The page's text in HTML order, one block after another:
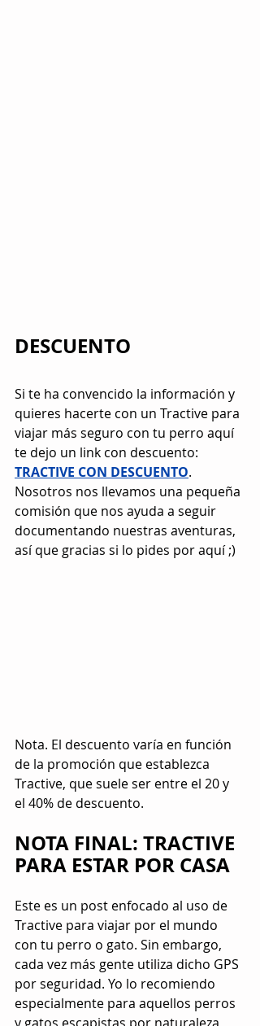
DESCUENTO
Si te ha convencido la información y
quieres hacerte con un Tractive para
viajar más seguro con tu perro aquí
te dejo un link con descuento:
TRACTIVE CON DESCUENTO.
Nosotros nos llevamos una pequeña
comisión que nos ayuda a seguir
documentando nuestras aventuras,
así que gracias si lo pides por aquí ;)
Nota. El descuento varía en función
de la promoción que establezca
Tractive, que suele ser entre el 20 y
el 40% de descuento.
NOTA FINAL: TRACTIVE
PARA ESTAR POR CASA
Este es un post enfocado al uso de
Tractive para viajar por el mundo
con tu perro o gato. Sin embargo,
cada vez más gente utiliza dicho GPS
por seguridad. Yo lo recomiendo
especialmente para aquellos perros